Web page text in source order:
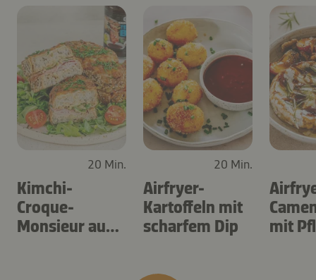
20 Min.
Kimchi-
Croque-
Monsieur aus
20 Min.
Airfryer-
Kartoffeln mit
scharfem Dip
mit